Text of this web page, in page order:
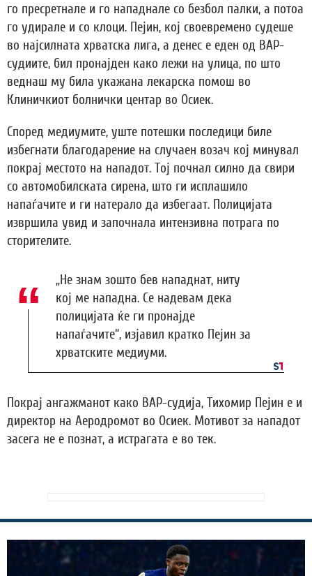
го пресретнале и го нападнале со безбол палки, а потоа
го удирале и со клоци. Пејин, кој своевремено судеше
во најсилната хрватска лига, а денес е еден од ВАР-
судиите, бил пронајден како лежи на улица, по што
веднаш му била укажана лекарска помош во
Клиничкиот болнички центар во Осиек.
Според медиумите, уште потешки последици биле
избегнати благодарение на случаен возач кој минувал
покрај местото на нападот. Тој почнал силно да свири
со автомобилската сирена, што ги исплашило
напаѓачите и ги натерало да избегаат. Полицијата
извршила увид и започнала интензивна потрага по
сторителите.
„Не знам зошто бев нападнат, ниту
кој ме нападна. Се надевам дека
полицијата ќе ги пронајде
напаѓачите“, изјавил кратко Пејин за
хрватските медиуми.
Покрај ангажманот како ВАР-судија, Тихомир Пејин е и
директор на Аеродромот во Осиек. Мотивот за нападот
засега не е познат, а истрагата е во тек.